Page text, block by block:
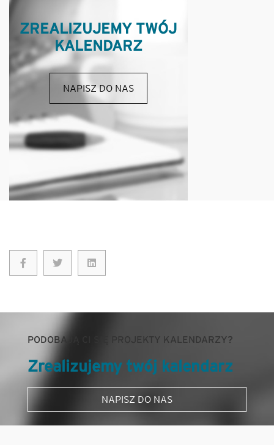
ZREALIZUJEMY TWÓJ
KALENDARZ
NAPISZ DO NAS
PODOBAJĄ CI SIĘ PROJEKTY KALENDARZY?
Zrealizujemy twój kalendarz
NAPISZ DO NAS